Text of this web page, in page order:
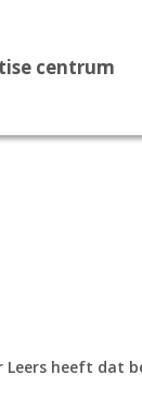
centrum
heeft dat